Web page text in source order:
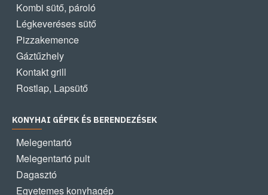
Kombi sütő, pároló
Légkeveréses sütő
Pizzakemence
Gáztűzhely
Kontakt grill
Rostlap, Lapsütő
KONYHAI GÉPEK ÉS BERENDEZÉSEK
Melegentartó
Melegentartó pult
Dagasztó
Egyetemes konyhagép